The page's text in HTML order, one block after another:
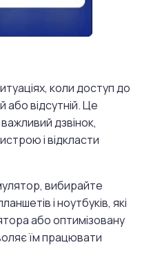
коли доступ до
відсутній. Це
дзвінок,
і відкласти
вибирайте
і ноутбуків, які
або оптимізовану
їм працювати